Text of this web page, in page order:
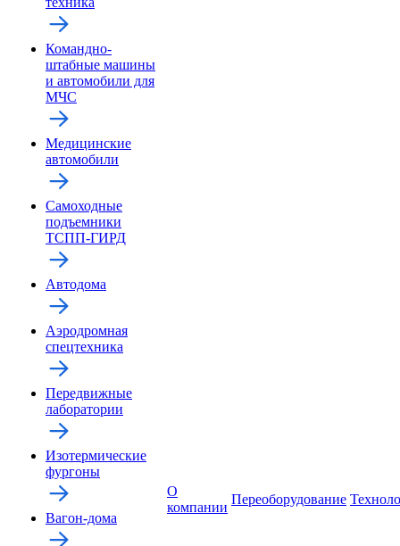
Командно-
штабные машины
и автомобили для
МЧС
Медицинские
автомобили
Самоходные
подъемники
ТСПП-ГИРД
Автодома
Аэродромная
спецтехника
Передвижные
лаборатории
Изотермические
фургоны
Вагон-дома
О
компании
Переоборудование